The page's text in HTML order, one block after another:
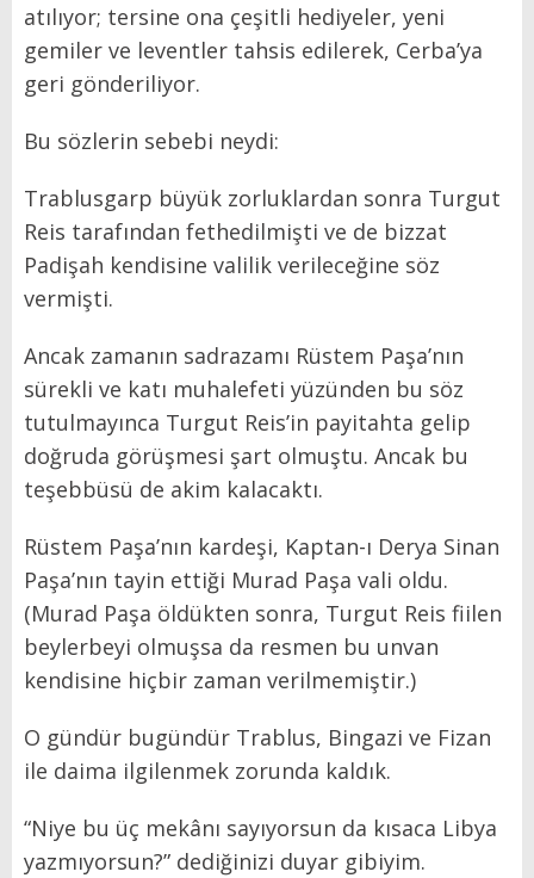
atılıyor; tersine ona çeşitli hediyeler, yeni
gemiler ve leventler tahsis edilerek, Cerba’ya
geri gönderiliyor.
Bu sözlerin sebebi neydi:
Trablusgarp büyük zorluklardan sonra Turgut
Reis tarafından fethedilmişti ve de bizzat
Padişah kendisine valilik verileceğine söz
vermişti.
Ancak zamanın sadrazamı Rüstem Paşa’nın
sürekli ve katı muhalefeti yüzünden bu söz
tutulmayınca Turgut Reis’in payitahta gelip
doğruda görüşmesi şart olmuştu. Ancak bu
teşebbüsü de akim kalacaktı.
Rüstem Paşa’nın kardeşi, Kaptan-ı Derya Sinan
Paşa’nın tayin ettiği Murad Paşa vali oldu.
(Murad Paşa öldükten sonra, Turgut Reis fiilen
beylerbeyi olmuşsa da resmen bu unvan
kendisine hiçbir zaman verilmemiştir.)
O gündür bugündür Trablus, Bingazi ve Fizan
ile daima ilgilenmek zorunda kaldık.
“Niye bu üç mekânı sayıyorsun da kısaca Libya
yazmıyorsun?” dediğinizi duyar gibiyim.